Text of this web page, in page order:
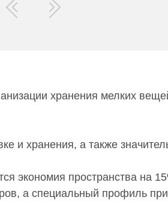
хранения мелких
и хранения, а также
экономия пространства на
а специальный профиль